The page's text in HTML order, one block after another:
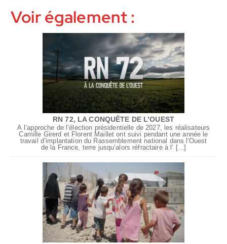
Voir également :
RN 72, LA CONQUÊTE DE L’OUEST
À l’approche de l’élection présidentielle de 2027, les réalisateurs
Camille Girerd et Florent Maillet ont suivi pendant une année le
travail d’implantation du Rassemblement national dans l'Ouest
de la France, terre jusqu’alors réfractaire à l’ [...]